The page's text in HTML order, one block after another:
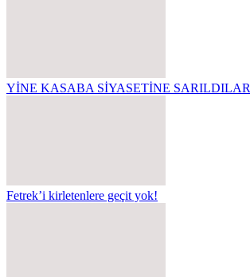
YİNE KASABA SİYASETİNE SARILDILAR
Fetrek’i kirletenlere geçit yok!